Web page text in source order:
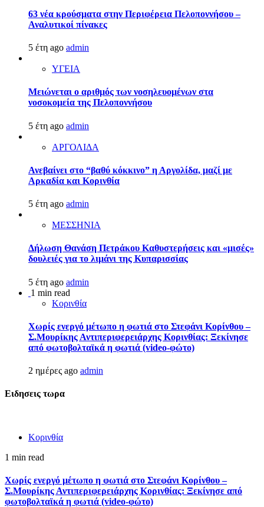
63 νέα κρούσματα στην Περιφέρεια Πελοποννήσου –
Αναλυτικοί πίνακες
5 έτη ago admin
ΥΓΕΙΑ
Μειώνεται ο αριθμός των νοσηλευομένων στα
νοσοκομεία της Πελοποννήσου
5 έτη ago admin
ΑΡΓΟΛΙΔΑ
Ανεβαίνει στο “βαθύ κόκκινο” η Αργολίδα, μαζί με
Αρκαδία και Κορινθία
5 έτη ago admin
ΜΕΣΣΗΝΙΑ
Δήλωση Θανάση Πετράκου Καθυστερήσεις και «μισές»
δουλειές για το λιμάνι της Κυπαρισσίας
5 έτη ago admin
1 min read
Κορινθία
Χωρίς ενεργό μέτωπο η φωτιά στο Στεφάνι Κορίνθου –
Σ.Μουρίκης Αντιπεριφερειάρχης Κορινθίας: Ξεκίνησε
από φωτοβολταϊκά η φωτιά (video-φώτο)
2 ημέρες ago admin
Ειδησεις τωρα
Κορινθία
1 min read
Χωρίς ενεργό μέτωπο η φωτιά στο Στεφάνι Κορίνθου –
Σ.Μουρίκης Αντιπεριφερειάρχης Κορινθίας: Ξεκίνησε από
φωτοβολταϊκά η φωτιά (video-φώτο)